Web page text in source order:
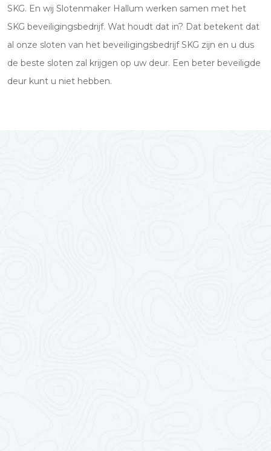
SKG. En wij Slotenmaker Hallum werken samen met het
SKG beveiligingsbedrijf. Wat houdt dat in? Dat betekent dat
al onze sloten van het beveiligingsbedrijf SKG zijn en u dus
de beste sloten zal krijgen op uw deur. Een beter beveiligde
deur kunt u niet hebben.